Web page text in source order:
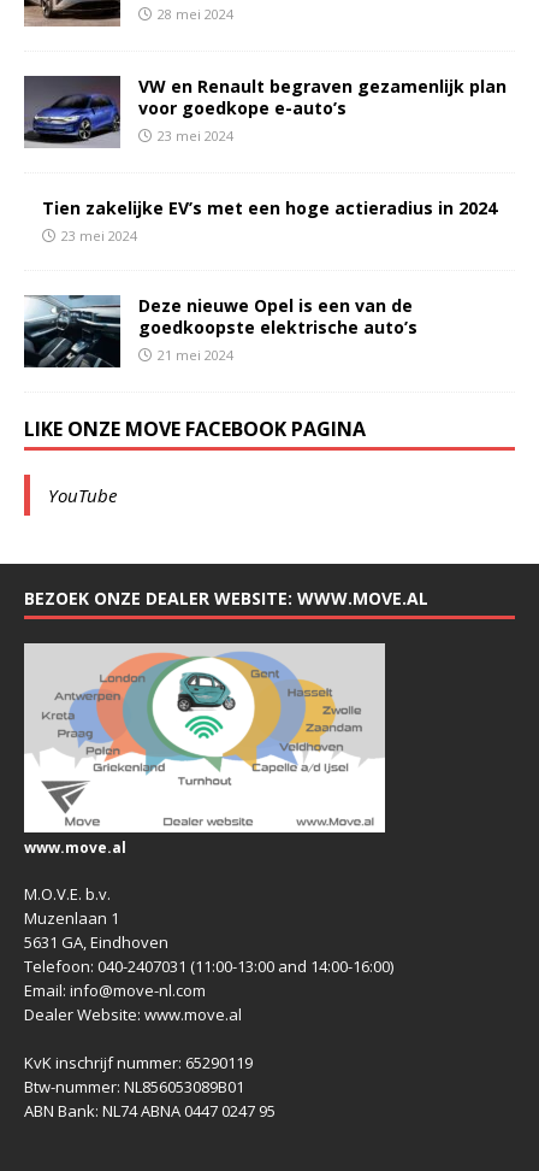
28 mei 2024
VW en Renault begraven gezamenlijk plan
voor goedkope e-auto’s
23 mei 2024
Tien zakelijke EV’s met een hoge actieradius in 2024
23 mei 2024
Deze nieuwe Opel is een van de
goedkoopste elektrische auto’s
21 mei 2024
LIKE ONZE MOVE FACEBOOK PAGINA
YouTube
BEZOEK ONZE DEALER WEBSITE: WWW.MOVE.AL
www.move.al
M.O.V.E. b.v.
Muzenlaan 1
5631 GA, Eindhoven
Telefoon: 040-2407031 (11:00-13:00 and 14:00-16:00)
Email: info@move-nl.com
Dealer Website: www.move.al
KvK inschrijf nummer: 65290119
Btw-nummer: NL856053089B01
ABN Bank: NL74 ABNA 0447 0247 95